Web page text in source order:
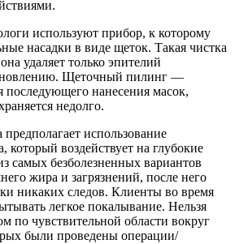
используют прибор, к которому
насадки в виде щеток. Такая чистка
удаляет только эпителий
Щеточный пилинг —
последующего нанесения масок,
недолго.
предполагает использование
который воздействует на глубокие
самых безболезненных вариантов
жира и загрязнений, после него
никаких следов. Клиенты во время
легкое покалывание. Нельзя
по чувствительной области вокруг
были проведены операции/